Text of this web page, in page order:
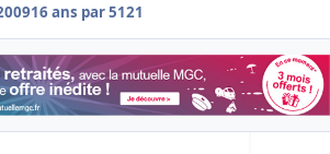
16 ans par 5121